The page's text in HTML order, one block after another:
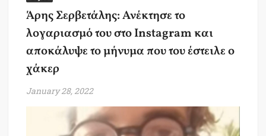
Άρης Σερβετάλης: Ανέκτησε το
λογαριασμό του στο Instagram και
αποκάλυψε το μήνυμα που του έστειλε ο
χάκερ
January 28, 2022